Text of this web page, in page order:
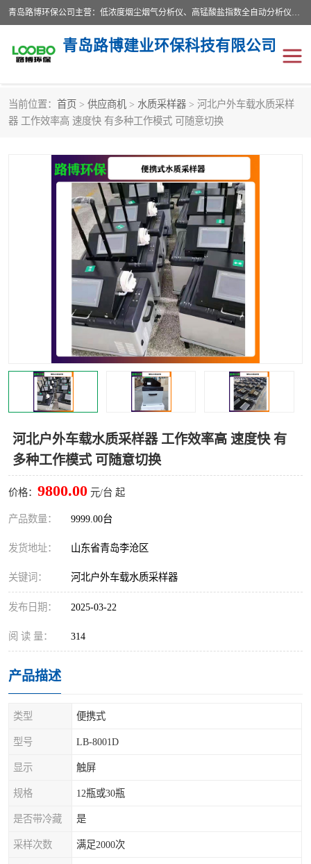
青岛路博环保公司主营：低浓度烟尘烟气分析仪、高锰酸盐指数全自动分析仪、便携式超声波明渠流量计、便携式水质采样器、恒温恒湿称重系统、手持式油烟检测仪等;是一家集环保科研、设计、生产、维护、销售和系统集成为一体的综合性高科技企业。路博人秉承"科学技术是第一生产力的重要理念，倡导环境友好型的生产、生活和消费方式。
青岛路博建业环保科技有限公司
当前位置： 首页 > 供应商机 > 水质采样器 > 河北户外车载水质采样
器 工作效率高 速度快 有多种工作模式 可随意切换
河北户外车载水质采样器 工作效率高 速度快 有
多种工作模式 可随意切换
价格： 9800.00 元/台 起
产品数量： 9999.00台
发货地址： 山东省青岛李沧区
关键词： 河北户外车载水质采样器
发布日期： 2025-03-22
阅 读 量： 314
产品描述
类型 便携式
型号 LB-8001D
显示 触屏
规格 12瓶或30瓶
是否带冷藏 是
采样次数 满足2000次
生物安全柜 气体检测仪
水质检测仪 手持式油烟检测仪
恒温恒湿称重系统 二恶英采集器
实验室仪器 LB-8110降水降尘采样器
便携式水质采样器 LB-7035油气回收
便携式超声波明渠流量计 大气环境采样器
LB-4200高锰酸盐指数仪 LB-62便携式烟气分析仪
烟尘烟气设备 大气采样器
粉尘设备
新宇宙仪器
烟尘净化器